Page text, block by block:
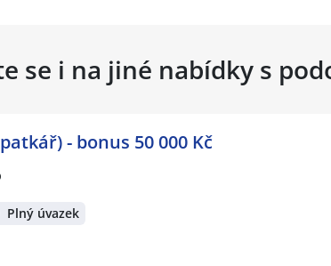
se i na jiné nabídky s
- bonus 50 000 Kč
Plný úvazek